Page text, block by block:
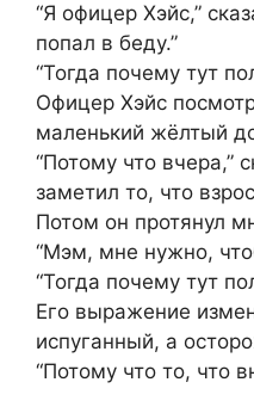
“Я офицер Хэйс,”
попал в беду.”
“Тогда почему тут
Офицер Хэйс
маленький жёлтый
“Потому что вчера,”
заметил то, что
Потом он протянул
“Мэм, мне нужно,
“Тогда почему тут
Его выражение
испуганный, а
“Потому что то, что